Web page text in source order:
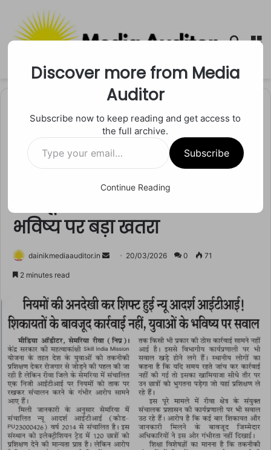
Search
मध्य प्रदेश रीवा
नियमों की धज्जियां उड़ा शिफ्ट हुई
न्यू आदर्श आईटीआई! शिकायतों के
भविष्य पर बड़ा खतरा
dainikmediaauditor.in
Send 20/03/2026 0 71
2 minutes read
Discover more from Media
Auditor
Subscribe now to keep reading and get access to
the full archive.
Type
your
email…
Subscribe
Continue Reading